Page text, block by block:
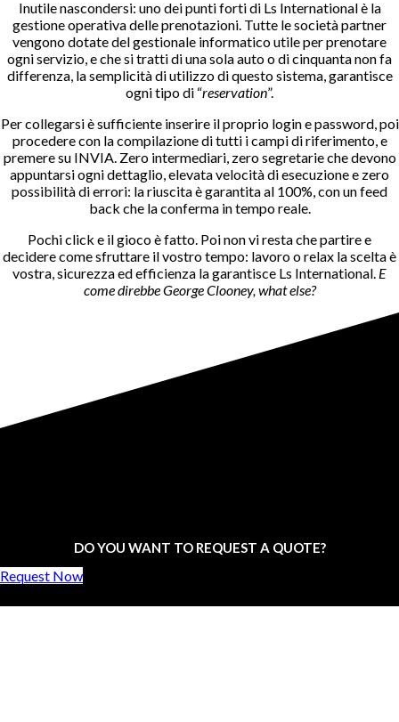
Inutile nascondersi: uno dei punti forti di Ls International è la
gestione operativa delle prenotazioni. Tutte le società partner
vengono dotate del gestionale informatico utile per prenotare
ogni servizio, e che si tratti di una sola auto o di cinquanta non fa
differenza, la semplicità di utilizzo di questo sistema, garantisce
ogni tipo di “reservation”.
Per collegarsi è sufficiente inserire il proprio login e password, poi
procedere con la compilazione di tutti i campi di riferimento, e
premere su INVIA. Zero intermediari, zero segretarie che devono
appuntarsi ogni dettaglio, elevata velocità di esecuzione e zero
possibilità di errori: la riuscita è garantita al 100%, con un feed
back che la conferma in tempo reale.
Pochi click e il gioco è fatto. Poi non vi resta che partire e
decidere come sfruttare il vostro tempo: lavoro o relax la scelta è
vostra, sicurezza ed efficienza la garantisce Ls International. E
come direbbe George Clooney, what else?
DO YOU WANT TO REQUEST A QUOTE?
Request Now